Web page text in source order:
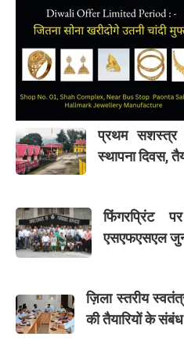
प्रथम सशस्त्र
स्थापना दिवस,
फिंगरप्रिंट
एसएफएसएल
ज़िला स्तरीय
की तैयारियों के